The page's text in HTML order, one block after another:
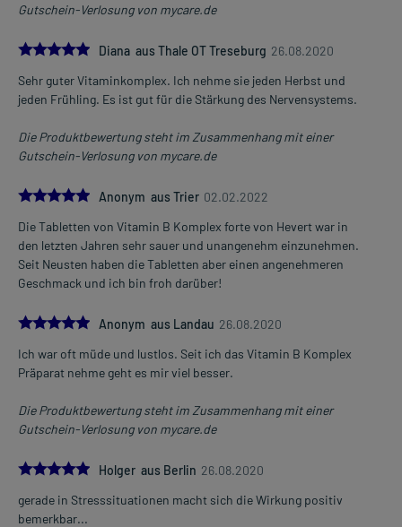
Gutschein-Verlosung von mycare.de
5.0
Diana aus Thale OT Treseburg 26.08.2020
Sehr guter Vitaminkomplex. Ich nehme sie jeden Herbst und
jeden Frühling. Es ist gut für die Stärkung des Nervensystems.
Die Produktbewertung steht im Zusammenhang mit einer
Gutschein-Verlosung von mycare.de
5.0Anonym aus Trier 02.02.2022
Die Tabletten von Vitamin B Komplex forte von Hevert war in
den letzten Jahren sehr sauer und unangenehm einzunehmen.
Seit Neusten haben die Tabletten aber einen angenehmeren
Geschmack und ich bin froh darüber!
5.0Anonym aus Landau 26.08.2020
Ich war oft müde und lustlos. Seit ich das Vitamin B Komplex
Präparat nehme geht es mir viel besser.
Die Produktbewertung steht im Zusammenhang mit einer
Gutschein-Verlosung von mycare.de
5.0
Holger aus Berlin 26.08.2020
gerade in Stresssituationen macht sich die Wirkung positiv
bemerkbar...